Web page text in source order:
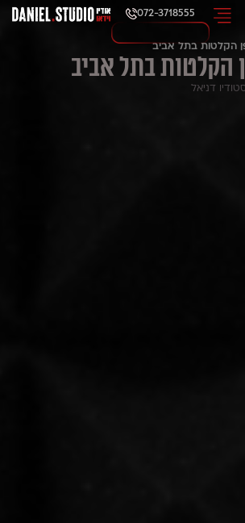
072-3718555
הקלטות בתל אביב
הקלטות בתל אביב
דניאל